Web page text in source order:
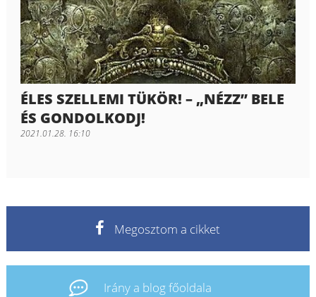
ÉLES SZELLEMI TÜKÖR! – „NÉZZ” BELE
ÉS GONDOLKODJ!
2021.01.28. 16:10
Megosztom a cikket
Irány a blog főoldala